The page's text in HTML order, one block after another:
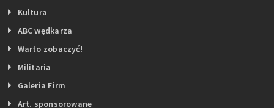
Kultura
ABC wędkarza
Warto zobaczyć!
Militaria
Galeria Firm
Art. sponsorowane